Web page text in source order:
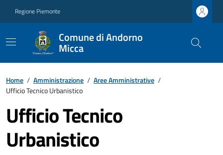
Regione Piemonte
Comune di Andorno
Micca
Home / Amministrazione / Aree Amministrative /
Ufficio Tecnico Urbanistico
Ufficio Tecnico
Urbanistico